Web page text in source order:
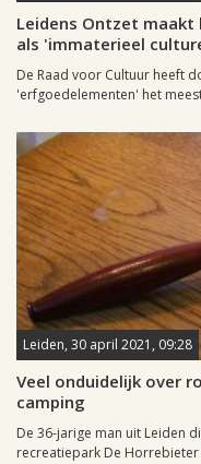
Leidens Ontzet maakt
als 'immaterieel
De Raad voor Cultuur heeft
'erfgoedelementen' het
Leiden, 30 april 2021, 09:28
Veel onduidelijk over
camping
De 36-jarige man uit Leiden
recreatiepark De Horrebieter